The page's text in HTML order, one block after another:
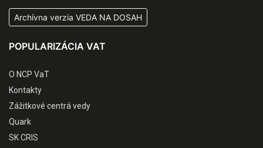
Archívna verzia VEDA NA DOSAH
POPULARIZÁCIA VAT
O NCP VaT
Kontakty
Zážitkové centrá vedy
Quark
SK CRIS